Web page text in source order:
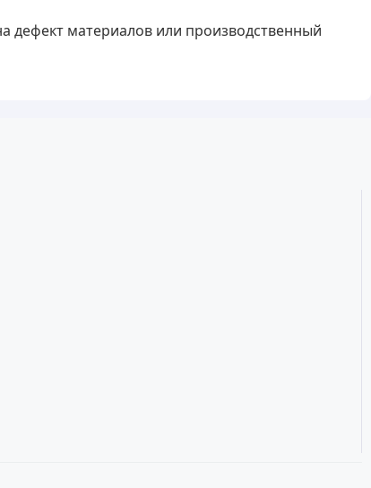
дефект материалов или производственный